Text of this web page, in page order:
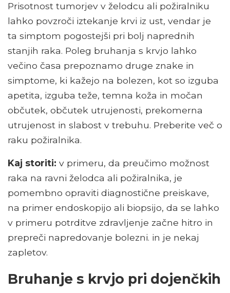
Prisotnost tumorjev v želodcu ali požiralniku
lahko povzroči iztekanje krvi iz ust, vendar je
ta simptom pogostejši pri bolj naprednih
stanjih raka. Poleg bruhanja s krvjo lahko
večino časa prepoznamo druge znake in
simptome, ki kažejo na bolezen, kot so izguba
apetita, izguba teže, temna koža in močan
občutek, občutek utrujenosti, prekomerna
utrujenost in slabost v trebuhu. Preberite več o
raku požiralnika.
Kaj storiti: v primeru, da preučimo možnost
raka na ravni želodca ali požiralnika, je
pomembno opraviti diagnostične preiskave,
na primer endoskopijo ali biopsijo, da se lahko
v primeru potrditve zdravljenje začne hitro in
prepreči napredovanje bolezni. in je nekaj
zapletov.
Bruhanje s krvjo pri dojenčkih